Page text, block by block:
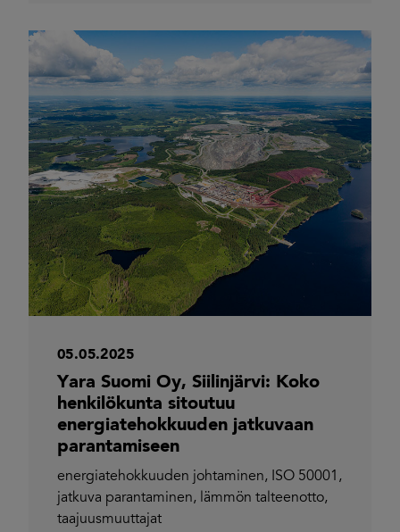
05.05.2025
Yara Suomi Oy, Siilinjärvi: Koko
henkilökunta sitoutuu
energiatehokkuuden jatkuvaan
parantamiseen
energiatehokkuuden johtaminen, ISO 50001 ,
jatkuva parantaminen, lämmön talteenotto,
taajuusmuuttajat